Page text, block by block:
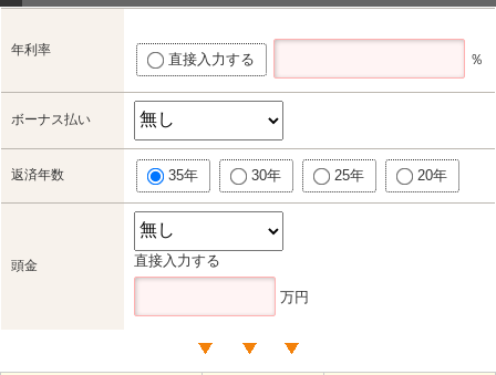
年利率
直接入力する ％
ボーナス払い
返済年数 35年 30年 25年 20年
頭金 直接入力する
万円